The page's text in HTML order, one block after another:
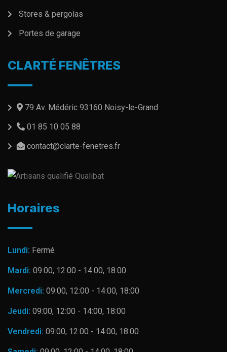
Stores & pergolas
Portes de garage
CLARTÉ FENÊTRES
79 Av. Médéric 93160 Noisy-le-Grand
01 85 10 05 88
contact@clarte-fenetres.fr
Horaires
Lundi: Fermé
Mardi: 09:00, 12:00 - 14:00, 18:00
Mercredi: 09:00, 12:00 - 14:00, 18:00
Jeudi: 09:00, 12:00 - 14:00, 18:00
Vendredi: 09:00, 12:00 - 14:00, 18:00